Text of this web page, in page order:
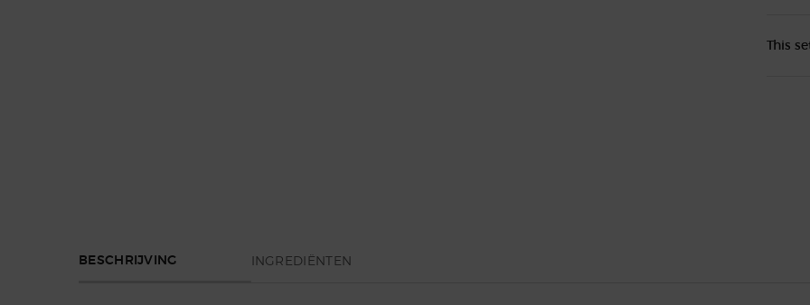
This
BESCHRIJVING INGREDIËNTEN